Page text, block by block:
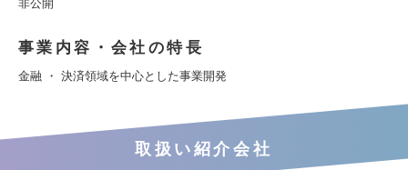
非公開
事業内容・会社の特長
金融 ・ 決済領域を中心とした事業開発
取扱い紹介会社